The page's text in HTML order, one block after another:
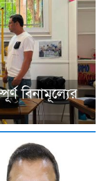
বিনামূল্যের